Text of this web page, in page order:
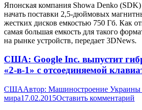
Японская компания Showa Denko (SDK)
начать поставки 2,5-дюймовых
жестких дисков емкостью 750 Гб. Как
самая большая емкость для такого
на рынке устройств, передает 3DNews.
США: Google Inc. выпустит
«2-в-1» с отсоединяемой
СШААвтор: Машиностроение Украины
мира17.02.2015Оставить комментарий